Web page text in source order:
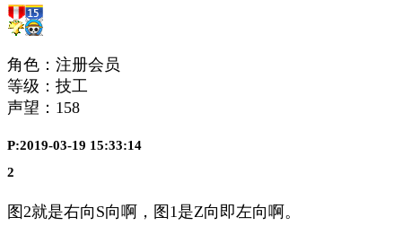
角色：注册会员
等级：技工
声望： 158
P:2019-03-19 15:33:14
2
图2就是右向S向啊，图1是Z向即左向啊。